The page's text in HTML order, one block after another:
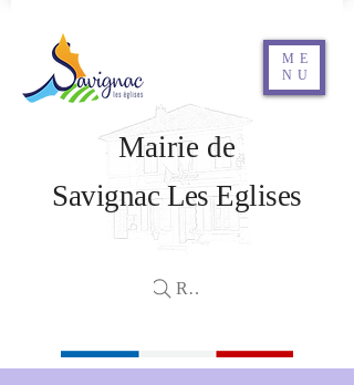
ME
NU
Savignac Les Eglises
Mairie de
Rechercher